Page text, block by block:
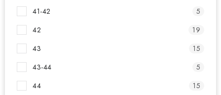
41-42
5
42
19
43
15
43-44
5
44
15